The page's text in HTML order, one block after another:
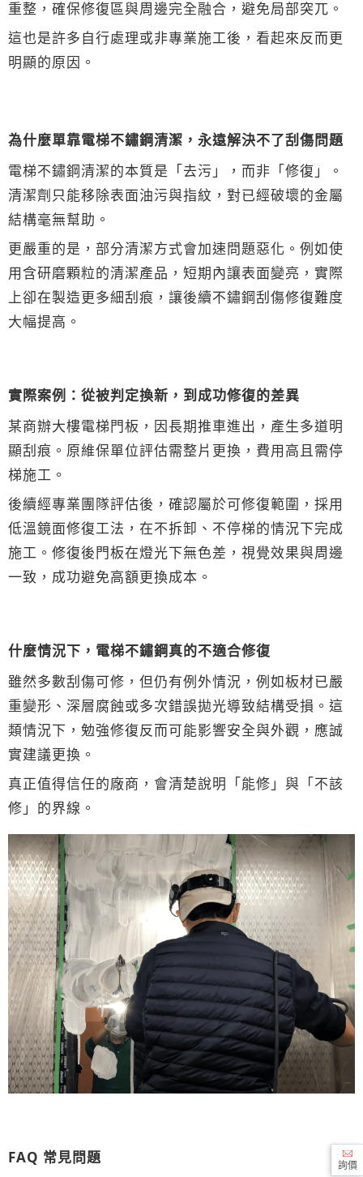
重整，確保修復區與周邊完全融合，避免局部突兀。
這也是許多自行處理或非專業施工後，看起來反而更
明顯的原因。
為什麼單靠電梯不鏽鋼清潔，永遠解決不了刮傷問題
電梯不鏽鋼清潔的本質是「去污」，而非「修復」。
清潔劑只能移除表面油污與指紋，對已經破壞的金屬
結構毫無幫助。
更嚴重的是，部分清潔方式會加速問題惡化。例如使
用含研磨顆粒的清潔產品，短期內讓表面變亮，實際
上卻在製造更多細刮痕，讓後續不鏽鋼刮傷修復難度
大幅提高。
實際案例：從被判定換新，到成功修復的差異
某商辦大樓電梯門板，因長期推車進出，產生多道明
顯刮痕。原維保單位評估需整片更換，費用高且需停
梯施工。
後續經專業團隊評估後，確認屬於可修復範圍，採用
低溫鏡面修復工法，在不拆卸、不停梯的情況下完成
施工。修復後門板在燈光下無色差，視覺效果與周邊
一致，成功避免高額更換成本。
什麼情況下，電梯不鏽鋼真的不適合修復
雖然多數刮傷可修，但仍有例外情況，例如板材已嚴
重變形、深層腐蝕或多次錯誤拋光導致結構受損。這
類情況下，勉強修復反而可能影響安全與外觀，應誠
實建議更換。
真正值得信任的廠商，會清楚說明「能修」與「不該
修」的界線。
FAQ 常見問題
詢價